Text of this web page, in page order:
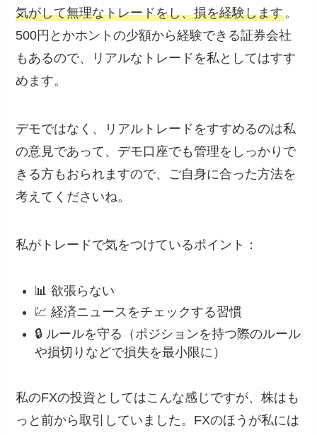
気がして無理なトレードをし、損を経験します。
500円とかホントの少額から経験できる証券会社
もあるので、リアルなトレードを私としてはすす
めます。
デモではなく、リアルトレードをすすめるのは私
の意見であって、デモ口座でも管理をしっかりで
きる方もおられますので、ご自身に合った方法を
考えてくださいね。
私がトレードで気をつけているポイント：
📊 欲張らない
💹 経済ニュースをチェックする習慣
🔒 ルールを守る（ポジションを持つ際のルール
や損切りなどで損失を最小限に）
私のFXの投資としてはこんな感じですが、株はも
っと前から取引していました。FXのほうが私には